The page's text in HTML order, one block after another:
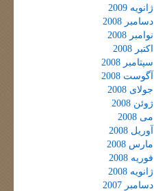
ژانویه 2009
دسامبر 2008
نوامبر 2008
اکتبر 2008
سپتامبر 2008
آگوست 2008
جولای 2008
ژوئن 2008
می 2008
آوریل 2008
مارس 2008
فوریه 2008
ژانویه 2008
دسامبر 2007